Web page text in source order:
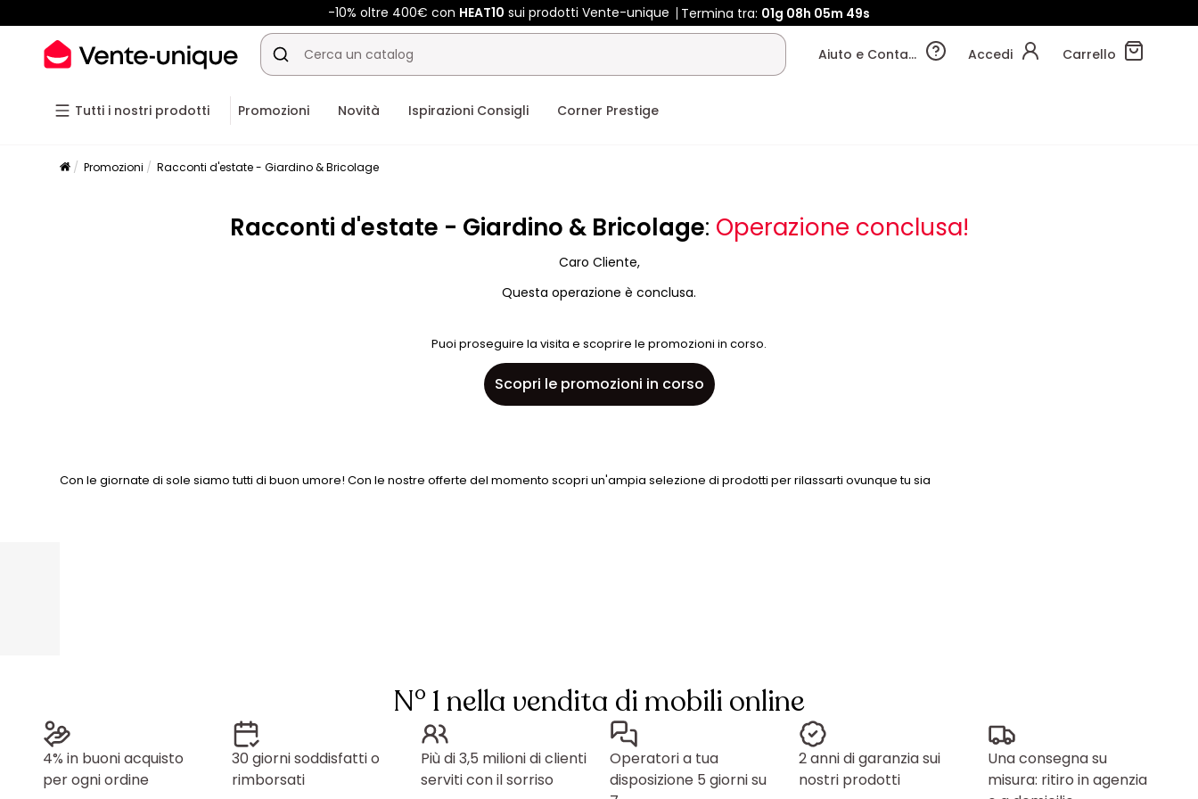
-10% oltre 400€ con HEAT10 sui prodotti Vente-unique Termina tra: 01g 08h 05m 49s
Aiuto e Contatti Accedi Carrello
Tutti i nostri prodotti Promozioni Novità Ispirazioni Consigli Corner Prestige
Promozioni Racconti d'estate - Giardino & Bricolage
Racconti d'estate - Giardino & Bricolage: Operazione conclusa!
Caro Cliente,
Questa operazione è conclusa.
Puoi proseguire la visita e scoprire le promozioni in corso.
Scopri le promozioni in corso
Con le giornate di sole siamo tutti di buon umore! Con le nostre offerte del momento scopri un'ampia selezione di prodotti per rilassarti ovunque tu sia
N° 1 nella vendita di mobili online
4% in buoni acquisto
per ogni ordine
30 giorni soddisfatti o
rimborsati
Più di 3,5 milioni di clienti
serviti con il sorriso
Operatori a tua
disposizione 5 giorni su
2 anni di garanzia sui
nostri prodotti
Una consegna su
misura: ritiro in agenzia